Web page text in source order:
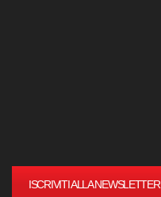
ISCRIVITI ALLA NEWSLETTER